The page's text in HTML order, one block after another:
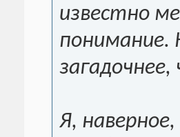
известно
понимание.
Я,